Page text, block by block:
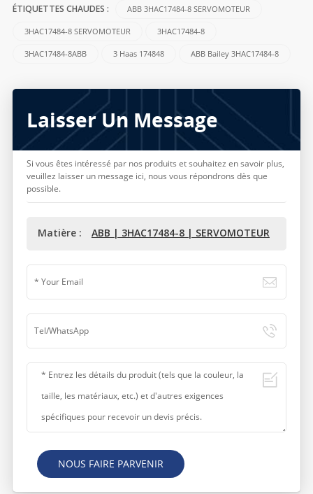
ÉTIQUETTES CHAUDES : ABB 3HAC17484-8 SERVOMOTEUR
3HAC17484-8 SERVOMOTEUR 3HAC17484-8
3HAC17484-8ABB 3 Haas 174848 ABB Bailey 3HAC17484-8
Laisser Un Message
Si vous êtes intéressé par nos produits et souhaitez en savoir plus,
veuillez laisser un message ici, nous vous répondrons dès que
possible.
Matière : ABB | 3HAC17484-8 | SERVOMOTEUR
NOUS FAIRE PARVENIR